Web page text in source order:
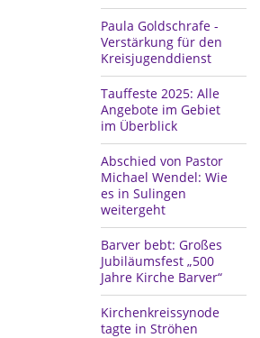
Paula Goldschrafe -
Verstärkung für den
Kreisjugenddienst
Tauffeste 2025: Alle
Angebote im Gebiet
im Überblick
Abschied von Pastor
Michael Wendel: Wie
es in Sulingen
weitergeht
Barver bebt: Großes
Jubiläumsfest „500
Jahre Kirche Barver“
Kirchenkreissynode
tagte in Ströhen